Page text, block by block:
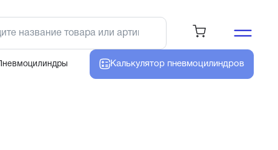
Калькулятор пневмоцилиндров